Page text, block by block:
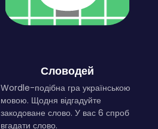
Словодей
Wordle-подібна гра українською
мовою. Щодня відгадуйте
закодоване слово. У вас 6 спроб
вгадати слово.